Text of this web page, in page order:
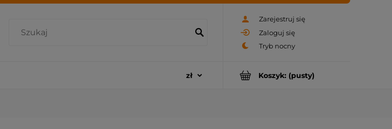
Zarejestruj się
Zaloguj się
Koszyk: (pusty)